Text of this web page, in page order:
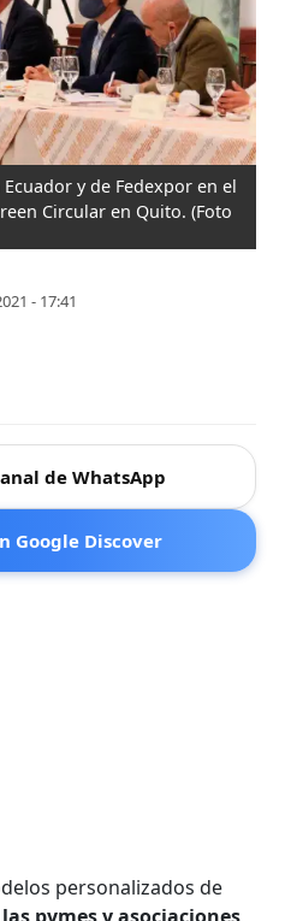
y de Fedexpor en el
Circular en Quito. (Foto
- 17:41
de WhatsApp
Google Discover
personalizados de